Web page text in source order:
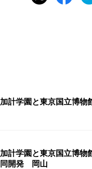
加計学園と東京国立博
加計学園と東京国立博
同開発 岡山